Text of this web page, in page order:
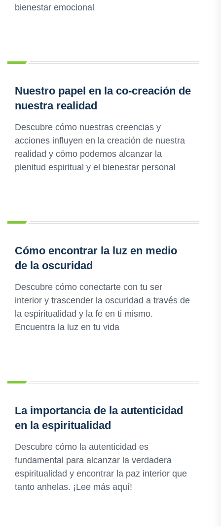
bienestar emocional
Nuestro papel en la co-creación de
nuestra realidad
Descubre cómo nuestras creencias y
acciones influyen en la creación de nuestra
realidad y cómo podemos alcanzar la
plenitud espiritual y el bienestar personal
Cómo encontrar la luz en medio
de la oscuridad
Descubre cómo conectarte con tu ser
interior y trascender la oscuridad a través de
la espiritualidad y la fe en ti mismo.
Encuentra la luz en tu vida
La importancia de la autenticidad
en la espiritualidad
Descubre cómo la autenticidad es
fundamental para alcanzar la verdadera
espiritualidad y encontrar la paz interior que
tanto anhelas. ¡Lee más aquí!